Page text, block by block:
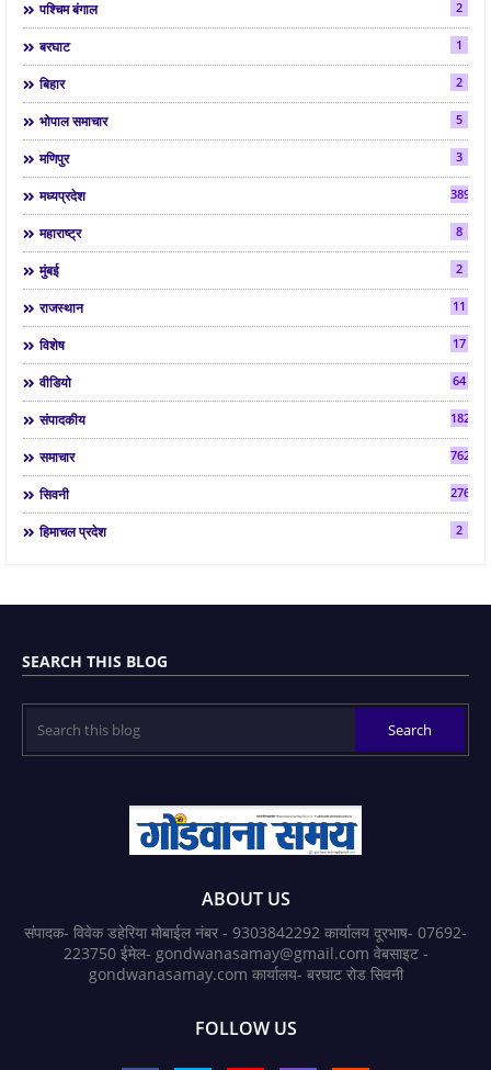
पश्चिम बंगाल 2
बरघाट 1
बिहार 2
भोपाल समाचार 5
मणिपुर 3
मध्यप्रदेश 3892
महाराष्ट्र 8
मुंबई 2
राजस्थान 11
विशेष 17
वीडियो 64
संपादकीय 182
समाचार 7624
सिवनी 2763
हिमाचल प्रदेश 2
SEARCH THIS BLOG
ABOUT US
संपादक- विवेक डहेरिया मोबाईल नंबर - 9303842292 कार्यालय दूरभाष- 07692-
223750 ईमेल- gondwanasamay@gmail.com वेबसाइट -
gondwanasamay.com कार्यालय- बरघाट रोड सिवनी
FOLLOW US